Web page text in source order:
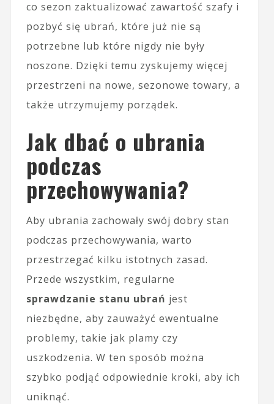
co sezon zaktualizować zawartość szafy i
pozbyć się ubrań, które już nie są
potrzebne lub które nigdy nie były
noszone. Dzięki temu zyskujemy więcej
przestrzeni na nowe, sezonowe towary, a
także utrzymujemy porządek.
Jak dbać o ubrania
podczas
przechowywania?
Aby ubrania zachowały swój dobry stan
podczas przechowywania, warto
przestrzegać kilku istotnych zasad.
Przede wszystkim, regularne
sprawdzanie stanu ubrań jest
niezbędne, aby zauważyć ewentualne
problemy, takie jak plamy czy
uszkodzenia. W ten sposób można
szybko podjąć odpowiednie kroki, aby ich
uniknąć.